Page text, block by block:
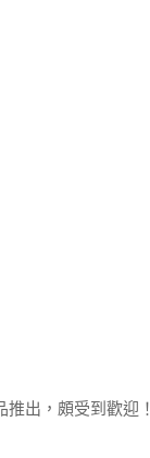
出，頗受到歡迎！